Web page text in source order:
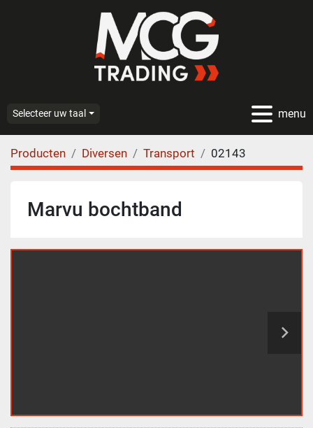
menu
Selecteer uw taal
Producten Diversen Transport 02143
Marvu bochtband